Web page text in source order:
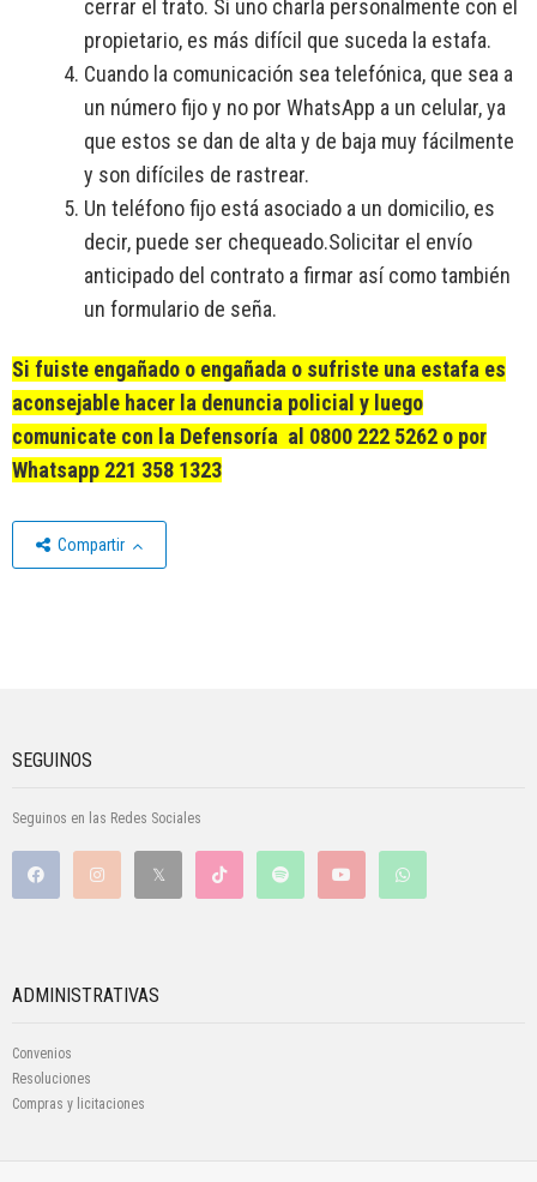
cerrar el trato. Si uno charla personalmente con el
propietario, es más difícil que suceda la estafa.
Cuando la comunicación sea telefónica, que sea a
un número fijo y no por WhatsApp a un celular, ya
que estos se dan de alta y de baja muy fácilmente
y son difíciles de rastrear.
Un teléfono fijo está asociado a un domicilio, es
decir, puede ser chequeado.Solicitar el envío
anticipado del contrato a firmar así como también
un formulario de seña.
Si fuiste engañado o engañada o sufriste una estafa es
aconsejable hacer la denuncia policial y luego
comunicate con la Defensoría al 0800 222 5262 o por
Whatsapp 221 358 1323
Compartir
SEGUINOS
Seguinos en las Redes Sociales
ADMINISTRATIVAS
Convenios
Resoluciones
Compras y licitaciones